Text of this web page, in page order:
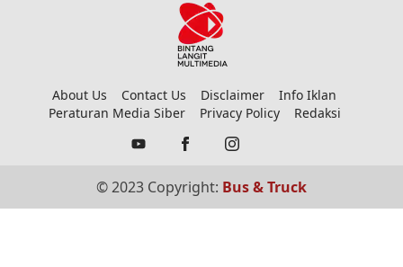
About Us Contact Us Disclaimer
Info Iklan
Peraturan Media Siber
Privacy Policy Redaksi
© 2023 Copyright: Bus & Truck